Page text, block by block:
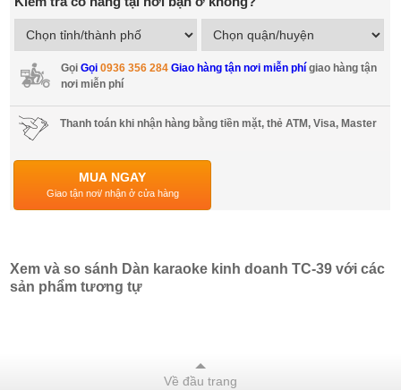
GọiGọi0936 356 284Giao hàng tận nơi miễn phí giao hàng tận
nơi miễn phí
Thanh toán khi nhận hàng bằng tiền mặt, thẻ ATM, Visa, Master
MUA NGAY
Giao tận nơi/ nhận ở cửa hàng
Xem và so sánh Dàn karaoke kinh doanh TC-39 với các
sản phẩm tương tự
Về đầu trang